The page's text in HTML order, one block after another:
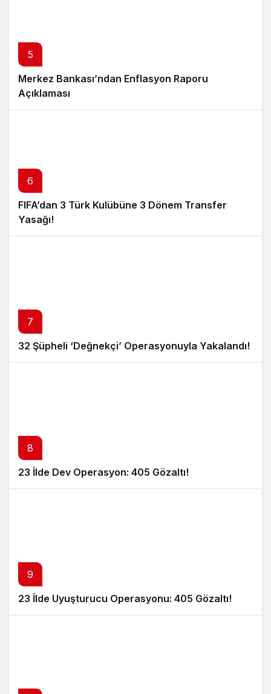
5
Merkez Bankası’ndan Enflasyon Raporu
Açıklaması
6
FIFA’dan 3 Türk Kulübüne 3 Dönem Transfer
Yasağı!
7
32 Şüpheli ‘Değnekçi’ Operasyonuyla Yakalandı!
8
23 İlde Dev Operasyon: 405 Gözaltı!
9
23 İlde Uyuşturucu Operasyonu: 405 Gözaltı!